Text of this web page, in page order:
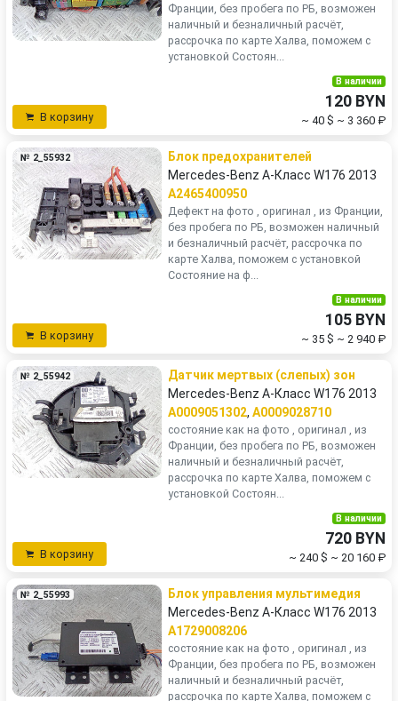
Франции, без пробега по РБ, возможен
наличный и безналичный расчёт,
рассрочка по карте Халва, поможем с
установкой Состоян...
В корзину
В наличии
120 BYN
~ 40 $ ~ 3 360 ₽
№ 2_55932
Блок предохранителей
Mercedes-Benz A-Класс W176 2013
A2465400950
Дефект на фото , оригинал , из Франции,
без пробега по РБ, возможен наличный
и безналичный расчёт, рассрочка по
карте Халва, поможем с установкой
Состояние на ф...
В корзину
В наличии
105 BYN
~ 35 $ ~ 2 940 ₽
№ 2_55942
Датчик мертвых (слепых) зон
Mercedes-Benz A-Класс W176 2013
A0009051302, A0009028710
состояние как на фото , оригинал , из
Франции, без пробега по РБ, возможен
наличный и безналичный расчёт,
рассрочка по карте Халва, поможем с
установкой Состоян...
В корзину
В наличии
720 BYN
~ 240 $ ~ 20 160 ₽
№ 2_55993
Блок управления мультимедия
Mercedes-Benz A-Класс W176 2013
A1729008206
состояние как на фото , оригинал , из
Франции, без пробега по РБ, возможен
наличный и безналичный расчёт,
рассрочка по карте Халва, поможем с